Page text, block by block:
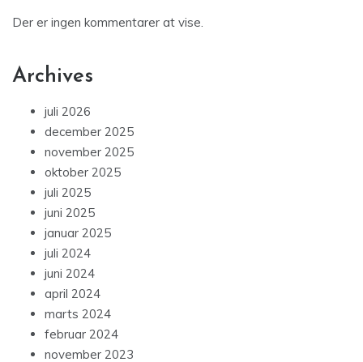
Der er ingen kommentarer at vise.
Archives
juli 2026
december 2025
november 2025
oktober 2025
juli 2025
juni 2025
januar 2025
juli 2024
juni 2024
april 2024
marts 2024
februar 2024
november 2023